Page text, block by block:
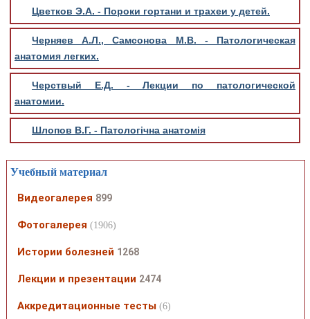
Цветков Э.А. - Пороки гортани и трахеи у детей.
Черняев А.Л., Самсонова М.В. - Патологическая
анатомия легких.
Черствый Е.Д. - Лекции по патологической
анатомии.
Шлопов В.Г. - Патологічна анатомія
Учебный материал
Видеогалерея 899
Фотогалерея (1906)
Истории болезней 1268
Лекции и презентации 2474
Аккредитационные тесты (6)